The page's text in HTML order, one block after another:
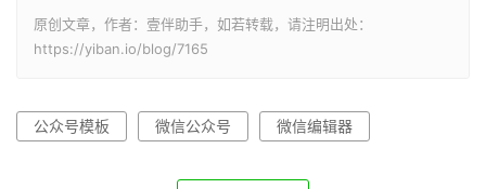
原创文章，作者：壹伴助手，如若转载，请注明出处：
https://yiban.io/blog/7165
公众号模板 微信公众号 微信编辑器